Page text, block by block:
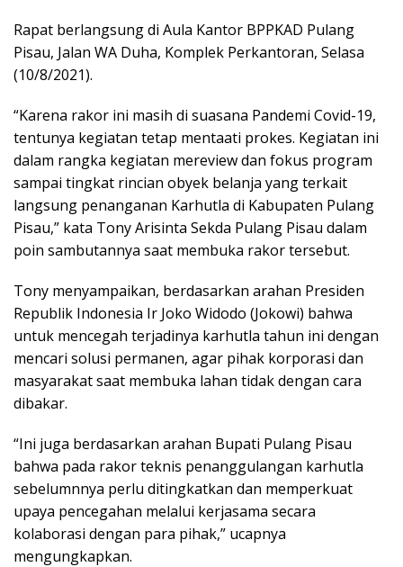
Rapat berlangsung di Aula Kantor BPPKAD Pulang
Pisau, Jalan WA Duha, Komplek Perkantoran, Selasa
(10/8/2021).
“Karena rakor ini masih di suasana Pandemi Covid-19,
tentunya kegiatan tetap mentaati prokes. Kegiatan ini
dalam rangka kegiatan mereview dan fokus program
sampai tingkat rincian obyek belanja yang terkait
langsung penanganan Karhutla di Kabupaten Pulang
Pisau,” kata Tony Arisinta Sekda Pulang Pisau dalam
poin sambutannya saat membuka rakor tersebut.
Tony menyampaikan, berdasarkan arahan Presiden
Republik Indonesia Ir Joko Widodo (Jokowi) bahwa
untuk mencegah terjadinya karhutla tahun ini dengan
mencari solusi permanen, agar pihak korporasi dan
masyarakat saat membuka lahan tidak dengan cara
dibakar.
“Ini juga berdasarkan arahan Bupati Pulang Pisau
bahwa pada rakor teknis penanggulangan karhutla
sebelumnnya perlu ditingkatkan dan memperkuat
upaya pencegahan melalui kerjasama secara
kolaborasi dengan para pihak,” ucapnya
mengungkapkan.